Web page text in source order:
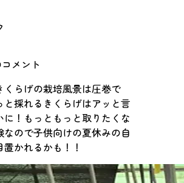
画ライブラリー
北周遊旅
ス
メント
らげの栽培風景は圧巻で
採れるきくらげはアッと言
！もっともっと取りたくな
なので子供向けの夏休みの自
かれるかも！！